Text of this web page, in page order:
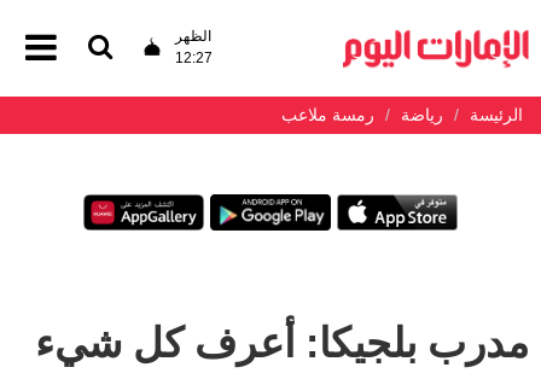
الظهر
12:27
الرئيسة رياضة رمسة ملاعب
مدرب بلجيكا: أعرف كل شيء